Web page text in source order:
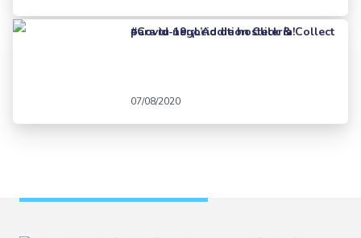
#Covid-19: ¡L’Addition Click & Collect para tu negocio de hostelería!
07/08/2020